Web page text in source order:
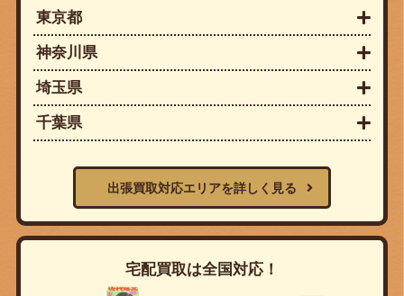
東京都
神奈川県
埼玉県
千葉県
出張買取対応エリアを詳しく見る
宅配買取は全国対応！